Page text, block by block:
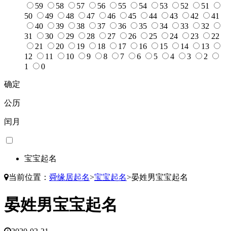
59
58 57 56 55 54 53 52
51
50
49 48 47 46 45 44 43 42
41
40
39 38 37 36 35 34 33
32
31
30 29 28 27 26 25 24 23
22
21
20 19 18 17 16 15 14
13
12
11 10 9 8 7 6 5 4 3
2
1
0
确定
公历
闰月
宝宝起名
当前位置： 舜缘居起名>宝宝起名>晏姓男宝宝起名
晏姓男宝宝起名